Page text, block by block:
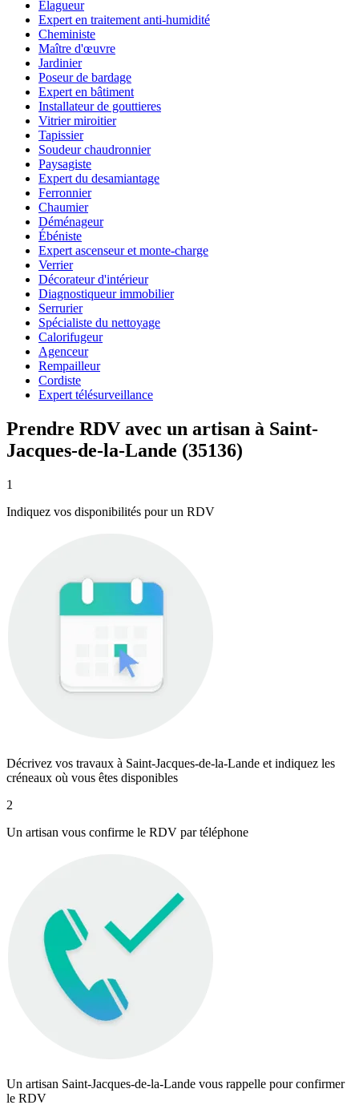
Élagueur
Expert en traitement anti-humidité
Cheministe
Maître d'œuvre
Jardinier
Poseur de bardage
Expert en bâtiment
Installateur de gouttieres
Vitrier miroitier
Tapissier
Soudeur chaudronnier
Paysagiste
Expert du desamiantage
Ferronnier
Chaumier
Déménageur
Ébéniste
Expert ascenseur et monte-charge
Verrier
Décorateur d'intérieur
Diagnostiqueur immobilier
Serrurier
Spécialiste du nettoyage
Calorifugeur
Agenceur
Rempailleur
Cordiste
Expert télésurveillance
Prendre RDV avec un artisan à Saint-
Jacques-de-la-Lande (35136)
1
Indiquez vos disponibilités pour un RDV
Décrivez vos travaux à Saint-Jacques-de-la-Lande et indiquez les
créneaux où vous êtes disponibles
2
Un artisan vous confirme le RDV par téléphone
Un artisan Saint-Jacques-de-la-Lande vous rappelle pour confirmer
le RDV